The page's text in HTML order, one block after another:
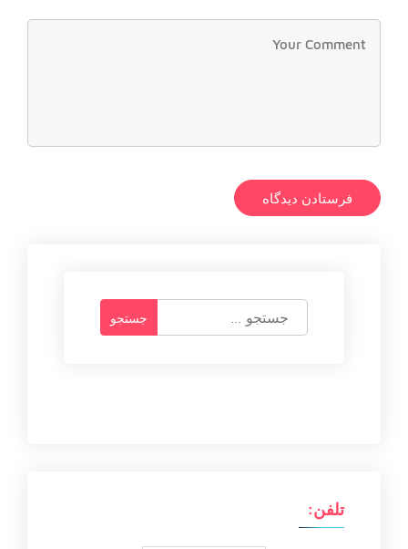
س
تلفن: